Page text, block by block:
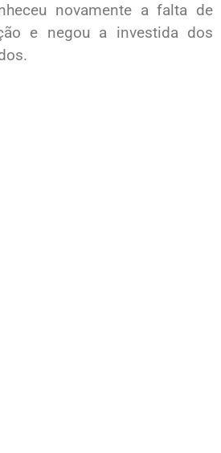
novamente a falta de
e negou a investida dos